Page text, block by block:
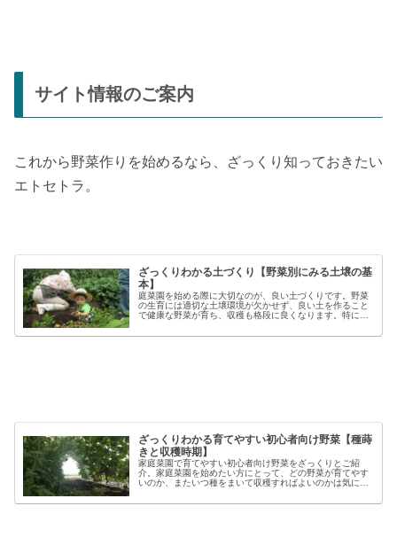
サイト情報のご案内
これから野菜作りを始めるなら、ざっくり知っておきたい
エトセトラ。
ざっくりわかる土づくり【野菜別にみる土壌の基
本】
庭菜園を始める際に大切なのが、良い土づくりです。野菜
の生育には適切な土壌環境が欠かせず、良い土を作ること
で健康な野菜が育ち、収穫も格段に良くなります。特に初
家庭菜園で失敗しないコツと言える...
ざっくりわかる育てやすい初心者向け野菜【種蒔
きと収穫時期】
家庭菜園で育てやすい初心者向け野菜をざっくりとご紹
介。家庭菜園を始めたい方にとって、どの野菜が育てやす
いのか、またいつ種をまいて収穫すればよいのかは気にな
類でも「早生」「中生」「晩生」など...